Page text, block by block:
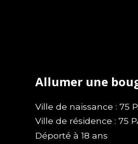
Allumer une
Ville de naissance : 75
Ville de résidence : 75
Déporté à 18 ans